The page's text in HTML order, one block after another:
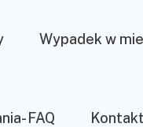
Wypadek w
FAQ